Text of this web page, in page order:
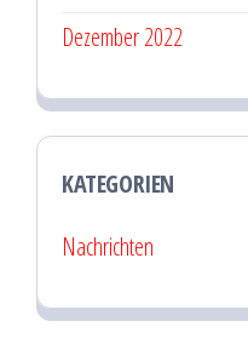
Dezember 2022
KATEGORIEN
Nachrichten